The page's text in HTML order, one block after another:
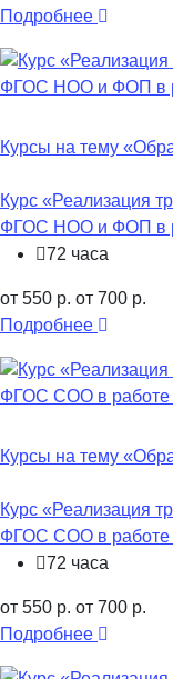
Подробнее
Курсы на тему
Курс «Реализация
ФГОС НОО и ФОП в
72 часа
от 550 р. от 700 р.
Подробнее
Курсы на тему
Курс «Реализация
ФГОС СОО в работе
72 часа
от 550 р. от 700 р.
Подробнее